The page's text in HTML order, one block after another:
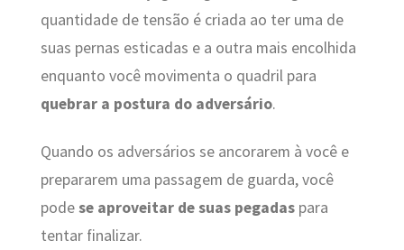
quantidade de tensão é criada ao ter uma de
suas pernas esticadas e a outra mais encolhida
enquanto você movimenta o quadril para
quebrar a postura do adversário.
Quando os adversários se ancorarem à você e
prepararem uma passagem de guarda, você
podese aproveitar de suas pegadaspara
tentar finalizar.